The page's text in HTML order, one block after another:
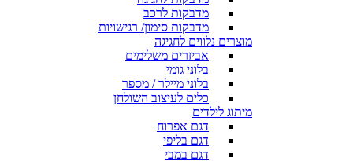
מדבקות לרכב
מדבקות סימון/ רגישויות
מוצרים נלווים לחגיגה
אביזרים משלימים
בלוני גומי
בלוני מיילר / מספר
כלים לעיצוב השולחן
מיתוג לילדים
דגם אפרוח
דגם בליפי
דגם במבי